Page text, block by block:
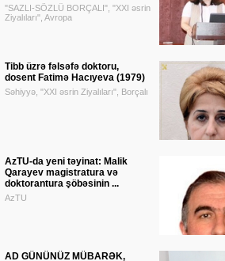
"SAZLI-SÖZLÜ BORÇALI", "XXI əsrin
Ziyalıları", Avropa
Tibb üzrə fəlsəfə doktoru,
dosent Fatimə Hacıyeva (1979)
Səhiyyə, "XXI əsrin Ziyalıları", Borçalı
AzTU-da yeni təyinat: Malik
Qarayev magistratura və
doktorantura şöbəsinin ...
AzTU
AD GÜNÜNÜZ MÜBARƏK,